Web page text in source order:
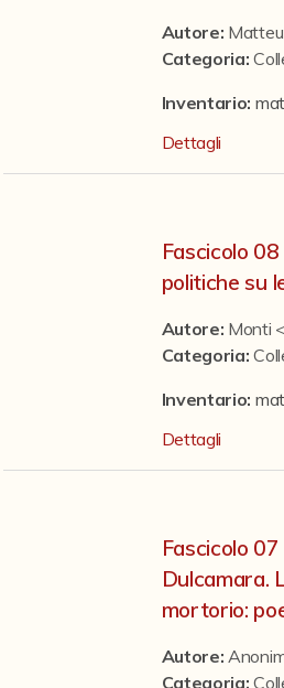
Autore:
Categoria:
Inventario:
Dettagli
Fascicolo
politiche su
Autore: Monti
Categoria:
Inventario:
Dettagli
Fascicolo
Dulcamara.
mortorio:
Autore:
Categoria: